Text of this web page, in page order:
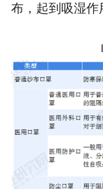
布，起到吸湿作